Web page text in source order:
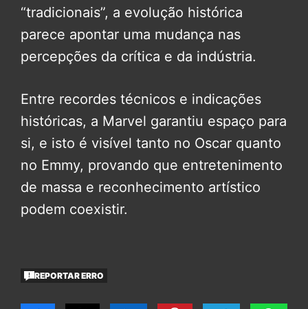
“tradicionais”, a evolução histórica
parece apontar uma mudança nas
percepções da crítica e da indústria.
Entre recordes técnicos e indicações
históricas, a Marvel garantiu espaço para
si, e isto é visível tanto no Oscar quanto
no Emmy, provando que entretenimento
de massa e reconhecimento artístico
podem coexistir.
REPORTAR ERRO